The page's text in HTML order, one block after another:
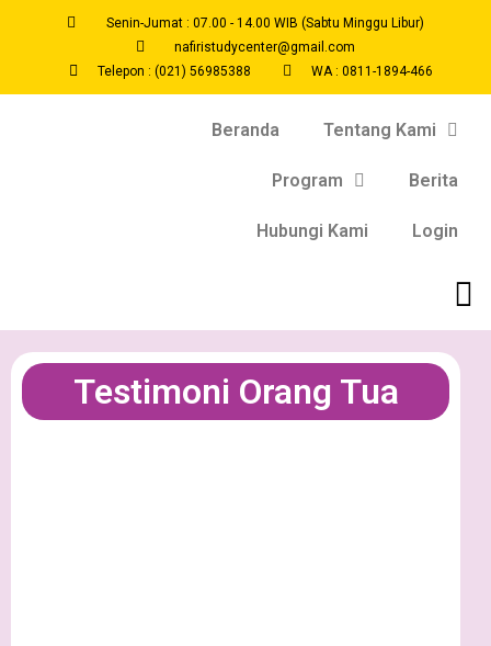
Senin-Jumat : 07.00 - 14.00 WIB (Sabtu Minggu Libur)
nafiristudycenter@gmail.com
Telepon : (021) 56985388
WA : 0811-1894-466
Beranda Tentang Kami
Program Berita
Hubungi Kami Login
Testimoni Orang Tua